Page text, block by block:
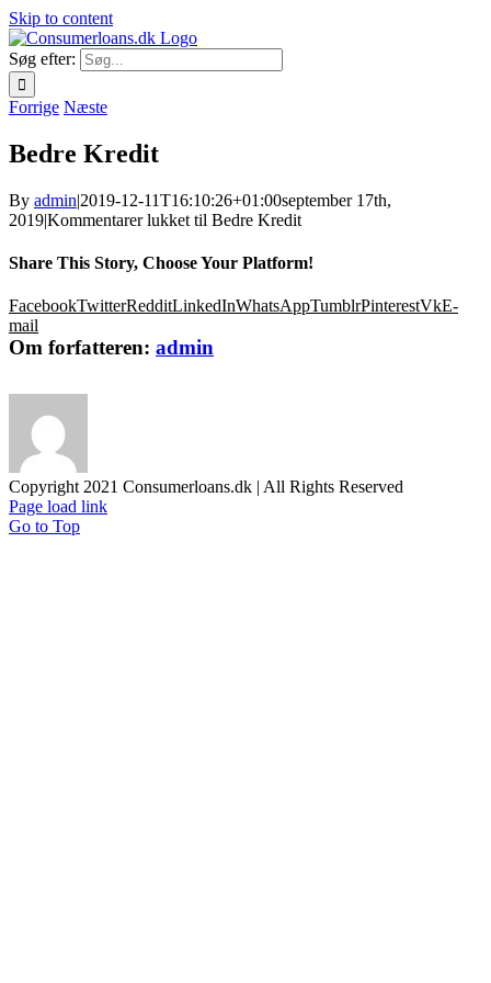
Skip to content
Søg efter:
Forrige Næste
Bedre Kredit
By admin|2019-12-11T16:10:26+01:00september 17th,
2019|Kommentarer lukket til Bedre Kredit
Share This Story, Choose Your Platform!
FacebookTwitterRedditLinkedInWhatsAppTumblrPinterestVkE-
mail
Om forfatteren: admin
Copyright 2021 Consumerloans.dk | All Rights Reserved
Page load link
Go to Top